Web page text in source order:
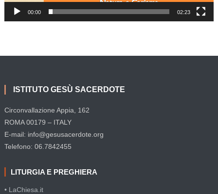
00:00 02:23
ISTITUTO GESÙ SACERDOTE
Circonvallazione Appia, 162
ROMA 00179 – ITALY
E-mail: info@gesusacerdote.org
Telefono: 06.7842455
LITURGIA E PREGHIERA
• LaChiesa.it